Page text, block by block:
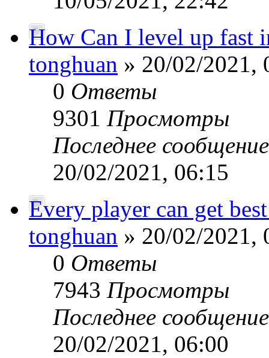
How Can I level up fast
tonghuan » 20/02/2021,
0 Ответы
9301 Просмотры
Последнее
20/02/2021, 06:15
Every player can get
tonghuan » 20/02/2021,
0 Ответы
7943 Просмотры
Последнее
20/02/2021, 06:00